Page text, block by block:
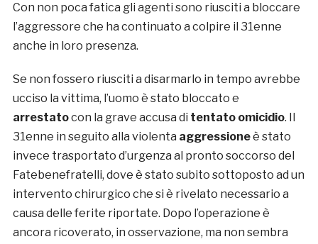
Con non poca fatica gli agenti sono riusciti a bloccare
l’aggressore che ha continuato a colpire il 31enne
anche in loro presenza.
Se non fossero riusciti a disarmarlo in tempo avrebbe
ucciso la vittima, l’uomo è stato bloccato e
arrestatocon la grave accusa di tentato omicidio. Il
31enne in seguito alla violenta aggressioneè stato
invece trasportato d’urgenza al pronto soccorso del
Fatebenefratelli, dove è stato subito sottoposto ad un
intervento chirurgico che si è rivelato necessario a
causa delle ferite riportate. Dopo l’operazione è
ancora ricoverato, in osservazione, ma non sembra